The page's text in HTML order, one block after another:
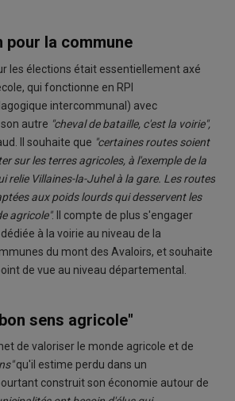
pour la commune
les élections était essentiellement axé
qui fonctionne en RPI
intercommunal) avec
autre "cheval de bataille, c'est la voirie",
Il souhaite que "certaines routes soient
sur les terres agricoles, à l'exemple de la
relie Villaines-la-Juhel à la gare. Les routes
aux poids lourds qui desservent les
agricole". Il compte de plus s'engager
à la voirie au niveau de la
du mont des Avaloirs, et souhaite
de vue au niveau départemental.
sens agricole"
de valoriser le monde agricole et de
qu'il estime perdu dans un
construit son économie autour de